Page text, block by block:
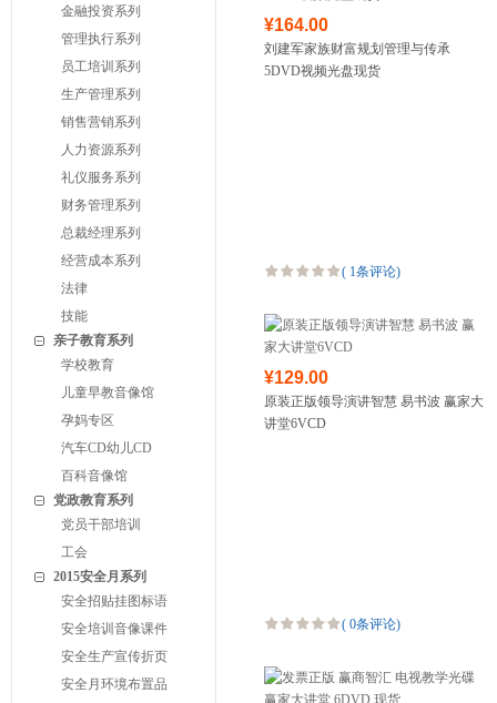
金融投资系列
管理执行系列
员工培训系列
生产管理系列
销售营销系列
人力资源系列
礼仪服务系列
财务管理系列
总裁经理系列
经营成本系列
法律
技能
亲子教育系列
学校教育
儿童早教音像馆
孕妈专区
汽车CD幼儿CD
百科音像馆
党政教育系列
党员干部培训
工会
2015安全月系列
安全招贴挂图标语
安全培训音像课件
安全生产宣传折页
安全月环境布置品
¥164.00
刘建军家族财富规划管理与传承
5DVD视频光盘现货
( 1条评论)
¥129.00
原装正版领导演讲智慧 易书波 赢家大
讲堂6VCD
( 0条评论)